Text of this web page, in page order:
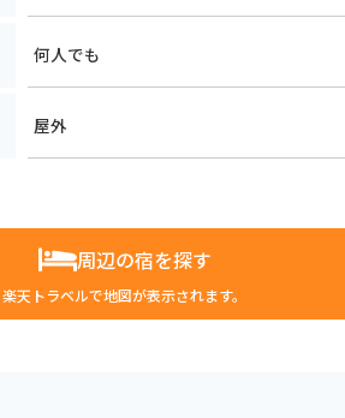
何人でも
屋外
周辺の宿を探す
楽天トラベルで地図が表示されます。